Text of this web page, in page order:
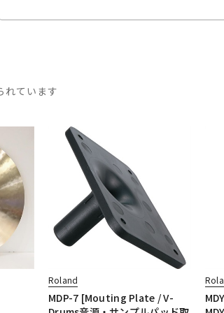
れています
Roland
MDP-7 [Mouting Plate / V-